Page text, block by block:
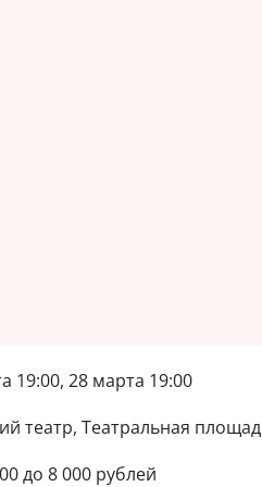
19:00, 28 марта 19:00
театр, Театральная
до 8 000 рублей